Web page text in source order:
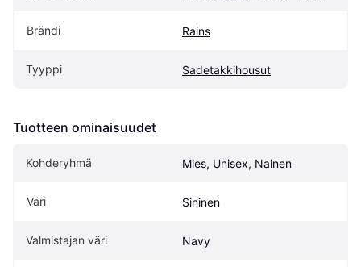
Brändi Rains
Tyyppi Sadetakkihousut
Tuotteen ominaisuudet
Kohderyhmä Mies, Unisex, Nainen
Väri Sininen
Valmistajan väri Navy